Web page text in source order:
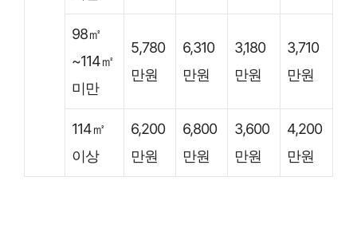
98㎡
~114㎡
미만
5,780
만원
6,310
만원
3,180
만원
3,710
만원
114㎡
이상
6,200
만원
6,800
만원
3,600
만원
4,200
만원